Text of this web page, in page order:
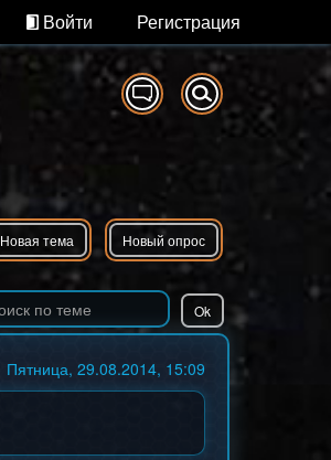
Войти Регистрация
Новая тема Новый опрос
Пятница, 29.08.2014, 15:09